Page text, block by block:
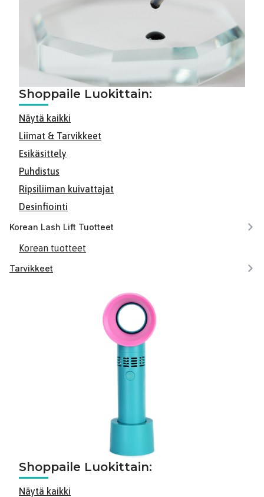
Shoppaile Luokittain:
Näytä kaikki
Liimat & Tarvikkeet
Esikäsittely
Puhdistus
Ripsiliiman kuivattajat
Desinfiointi
Korean Lash Lift Tuotteet
Korean tuotteet
Tarvikkeet
Shoppaile Luokittain:
Näytä kaikki